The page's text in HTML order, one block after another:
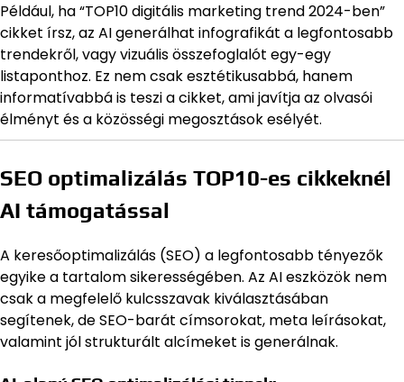
Például, ha “TOP10 digitális marketing trend 2024-ben”
cikket írsz, az AI generálhat infografikát a legfontosabb
trendekről, vagy vizuális összefoglalót egy-egy
listaponthoz. Ez nem csak esztétikusabbá, hanem
informatívabbá is teszi a cikket, ami javítja az olvasói
élményt és a közösségi megosztások esélyét.
SEO optimalizálás TOP10-es cikkeknél
AI támogatással
A keresőoptimalizálás (SEO) a legfontosabb tényezők
egyike a tartalom sikerességében. Az AI eszközök nem
csak a megfelelő kulcsszavak kiválasztásában
segítenek, de SEO-barát címsorokat, meta leírásokat,
valamint jól strukturált alcímeket is generálnak.